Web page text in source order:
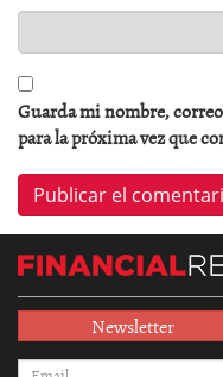
Guarda mi nombre,
para la próxima vez que
Newsletter